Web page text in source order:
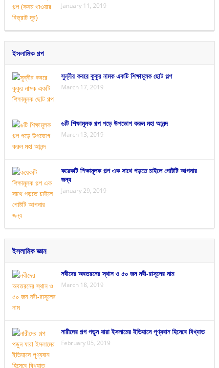
January 11, 2019
ইসলামিক গল্প
সুন্নীর কবরে কুকুর নামক একটি শিক্ষামূলক ছোট গল্প
March 17, 2019
৬টি শিক্ষামূলক গল্প পড়ে উপভোগ করুন মহা আনন্দ
March 13, 2019
কয়েকটি শিক্ষামূলক গল্প এক সাথে পড়তে চাইলে পোষ্টটি আপনার
জন্য
January 29, 2019
ইসলামিক জ্ঞান
নবীদের অবতরনের স্থান ও ৫০ জন নবী-রাসূলের নাম
March 18, 2019
নারীদের গল্প পড়ুন যারা ইসলামের ইতিহাসে পূণ্যবান হিসেবে বিখ্যাত
February 05, 2019